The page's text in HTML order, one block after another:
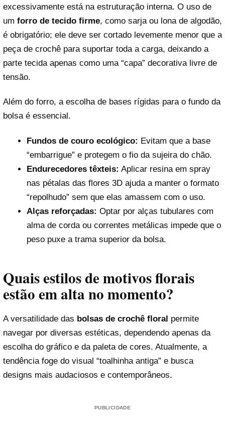
excessivamente está na estruturação interna. O uso de
um forro de tecido firme, como sarja ou lona de algodão,
é obrigatório; ele deve ser cortado levemente menor que a
peça de crochê para suportar toda a carga, deixando a
parte tecida apenas como uma “capa” decorativa livre de
tensão.
Além do forro, a escolha de bases rígidas para o fundo da
bolsa é essencial.
Fundos de couro ecológico: Evitam que a base
“embarrigue” e protegem o fio da sujeira do chão.
Endurecedores têxteis: Aplicar resina em spray
nas pétalas das flores 3D ajuda a manter o formato
“repolhudo” sem que elas amassem com o uso.
Alças reforçadas: Optar por alças tubulares com
alma de corda ou correntes metálicas impede que o
peso puxe a trama superior da bolsa.
Quais estilos de motivos florais
estão em alta no momento?
A versatilidade das bolsas de crochê floral permite
navegar por diversas estéticas, dependendo apenas da
escolha do gráfico e da paleta de cores. Atualmente, a
tendência foge do visual “toalhinha antiga” e busca
designs mais audaciosos e contemporâneos.
PUBLICIDADE